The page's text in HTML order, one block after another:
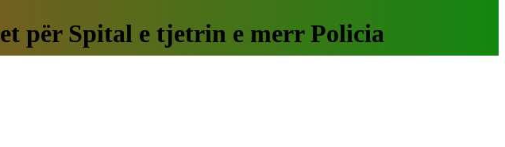
për Spital e tjetrin e merr Policia